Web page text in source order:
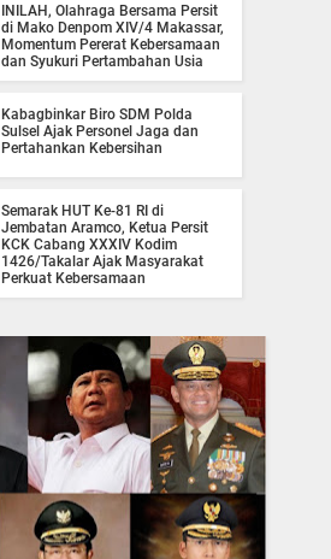
INILAH, Olahraga Bersama Persit
di Mako Denpom XIV/4 Makassar,
Momentum Pererat Kebersamaan
dan Syukuri Pertambahan Usia
Kabagbinkar Biro SDM Polda
Sulsel Ajak Personel Jaga dan
Pertahankan Kebersihan
Semarak HUT Ke-81 RI di
Jembatan Aramco, Ketua Persit
KCK Cabang XXXIV Kodim
1426/Takalar Ajak Masyarakat
Perkuat Kebersamaan